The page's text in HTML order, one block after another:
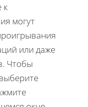
к
могут
или даже
Чтобы